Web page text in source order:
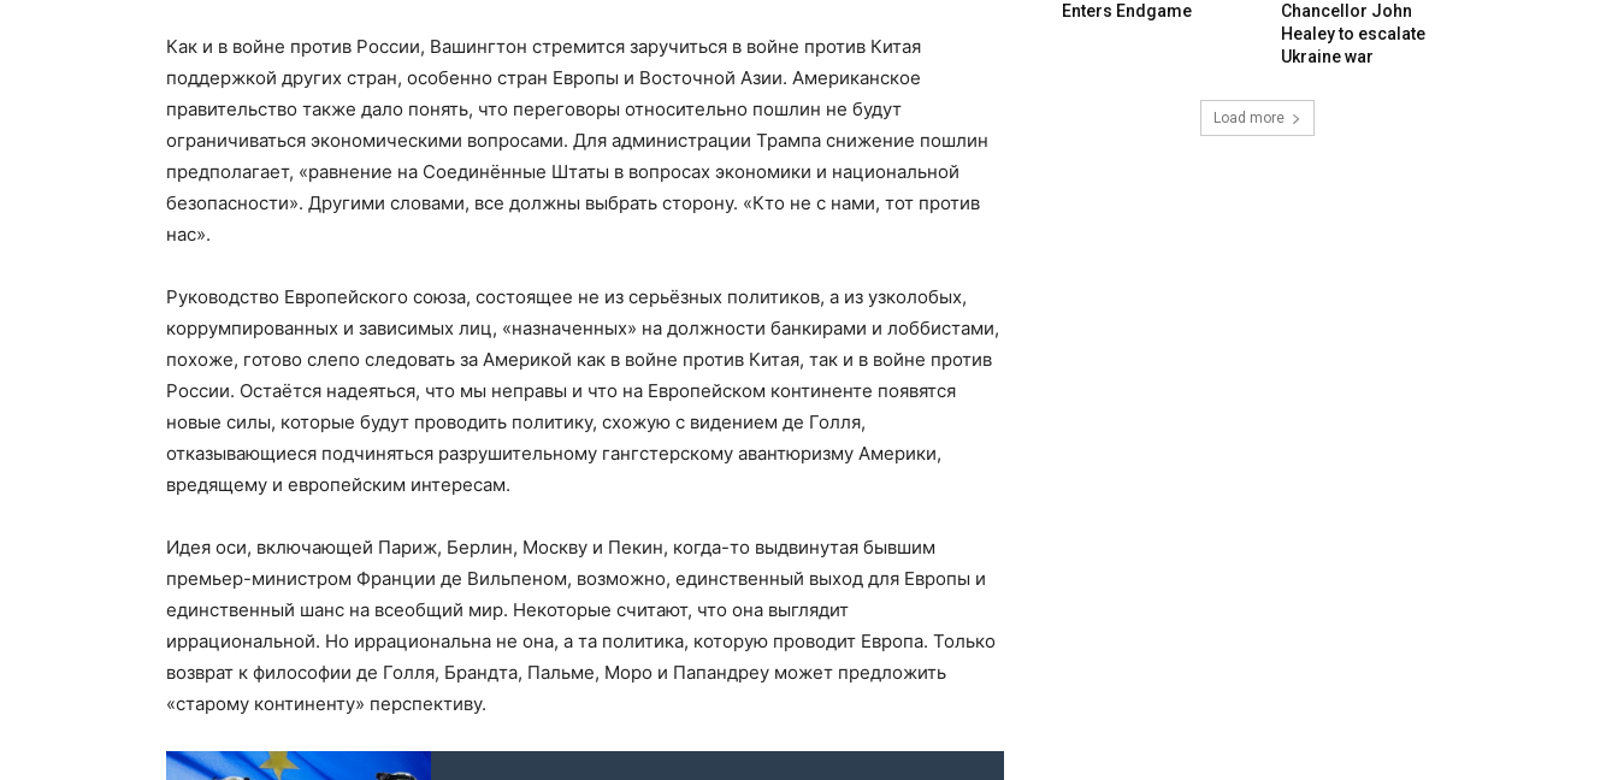
Как и в войне против России, Вашингтон стремится заручиться в войне против Китая
поддержкой других стран, особенно стран Европы и Восточной Азии. Американское
правительство также дало понять, что переговоры относительно пошлин не будут
ограничиваться экономическими вопросами. Для администрации Трампа снижение пошлин
предполагает, «равнение на Соединённые Штаты в вопросах экономики и национальной
безопасности». Другими словами, все должны выбрать сторону. «Кто не с нами, тот против
нас».
Руководство Европейского союза, состоящее не из серьёзных политиков, а из узколобых,
коррумпированных и зависимых лиц, «назначенных» на должности банкирами и лоббистами,
похоже, готово слепо следовать за Америкой как в войне против Китая, так и в войне против
России. Остаётся надеяться, что мы неправы и что на Европейском континенте появятся
новые силы, которые будут проводить политику, схожую с видением де Голля,
отказывающиеся подчиняться разрушительному гангстерскому авантюризму Америки,
вредящему и европейским интересам.
Идея оси, включающей Париж, Берлин, Москву и Пекин, когда-то выдвинутая бывшим
премьер-министром Франции де Вильпеном, возможно, единственный выход для Европы и
единственный шанс на всеобщий мир. Некоторые считают, что она выглядит
иррациональной. Но иррациональна не она, а та политика, которую проводит Европа. Только
возврат к философии де Голля, Брандта, Пальме, Моро и Папандреу может предложить
«старому континенту» перспективу.
Enters Endgame
Chancellor John
Healey to escalate
Ukraine war
Load more